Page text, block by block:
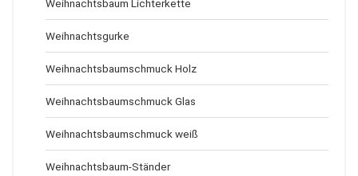
Weihnachtsbaum Lichterkette
Weihnachtsgurke
Weihnachtsbaumschmuck Holz
Weihnachtsbaumschmuck Glas
Weihnachtsbaumschmuck weiß
Weihnachtsbaum-Ständer